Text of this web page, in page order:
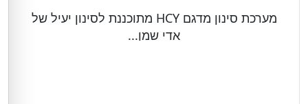
מערכת סינון מדגם HCY מתוכננת לסינון יעיל של
אדי שמן...